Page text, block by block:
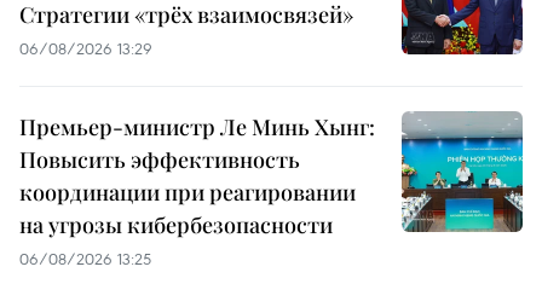
Стратегии «трёх взаимосвязей»
06/08/2026 13:29
Премьер-министр Ле Минь Хынг:
Повысить эффективность
координации при реагировании
на угрозы кибербезопасности
06/08/2026 13:25